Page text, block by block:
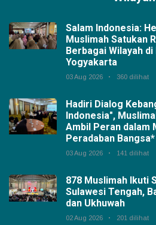
Salam Indonesia:
Muslimah Satukan
Berbagai Wilayah
Yogyakarta
03 Aug 2026 360 dilihat
Hadiri Dialog
Indonesia",
Ambil Peran dalam
Peradaban Bangsa*
03 Aug 2026 141 dilihat
878 Muslimah Ikuti
Sulawesi Tengah,
dan Ukhuwah
02 Aug 2026 201 dilihat